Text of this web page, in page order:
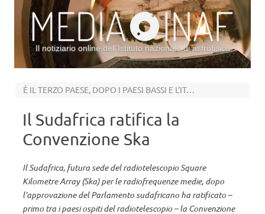
Il notiziario online dell’Istituto nazionale di astrofisica
È IL TERZO PAESE, DOPO I PAESI BASSI E L’ITALIA
Il Sudafrica ratifica la
Convenzione Ska
Il Sudafrica, futura sede del radiotelescopio Square
Kilometre Array (Ska) per le radiofrequenze medie, dopo
l’approvazione del Parlamento sudafricano ha ratificato –
primo tra i paesi ospiti del radiotelescopio – la Convenzione